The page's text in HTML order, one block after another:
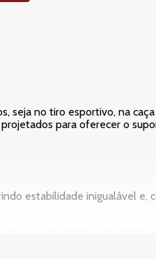
seja no tiro esportivo, na
para oferecer o
estabilidade inigualável e,